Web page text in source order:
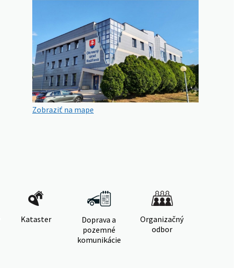
Zobraziť na mape
Kataster
Doprava a
pozemné
komunikácie
Organizačný
odbor